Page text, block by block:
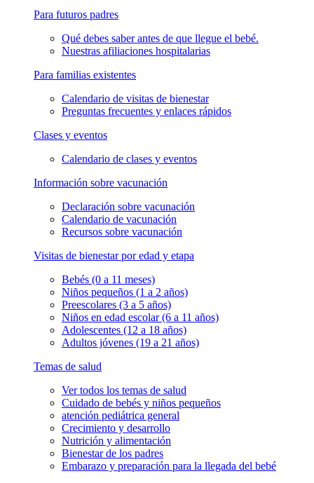
Para futuros padres
Qué debes saber antes de que llegue el bebé.
Nuestras afiliaciones hospitalarias
Para familias existentes
Calendario de visitas de bienestar
Preguntas frecuentes y enlaces rápidos
Clases y eventos
Calendario de clases y eventos
Información sobre vacunación
Declaración sobre vacunación
Calendario de vacunación
Recursos sobre vacunación
Visitas de bienestar por edad y etapa
Bebés (0 a 11 meses)
Niños pequeños (1 a 2 años)
Preescolares (3 a 5 años)
Niños en edad escolar (6 a 11 años)
Adolescentes (12 a 18 años)
Adultos jóvenes (19 a 21 años)
Temas de salud
Ver todos los temas de salud
Cuidado de bebés y niños pequeños
atención pediátrica general
Crecimiento y desarrollo
Nutrición y alimentación
Bienestar de los padres
Embarazo y preparación para la llegada del bebé